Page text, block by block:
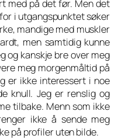
med på det før. Men det
i utgangspunktet søker
mandige med muskler
men samtidig kunne
og kanskje bre over meg
meg morgenmåltid på
er ikke interessert i noe
knull. Jeg er renslig og
tilbake. Menn som ikke
ikke å sende meg
på profiler uten bilde.